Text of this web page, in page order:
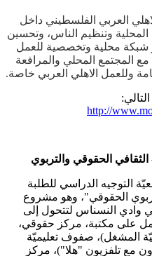
العربي الفلسطيني داخل
وتنظيم الناس، وتحسين
شبكة محلية وتخصصية للعمل
المجتمع المحلي والمرافعة
وللعمل الاهلي العربي خاصة.
http://
التوجيه الدراسي للطلبة
الحقوقي"، وهو مشروع
وادي النسناس لتتحول إلى
على مكتبة، مركز حقوقي،
المشغل)، صفوف تعليميّة
مع تلفزيون "هلا")، مركز